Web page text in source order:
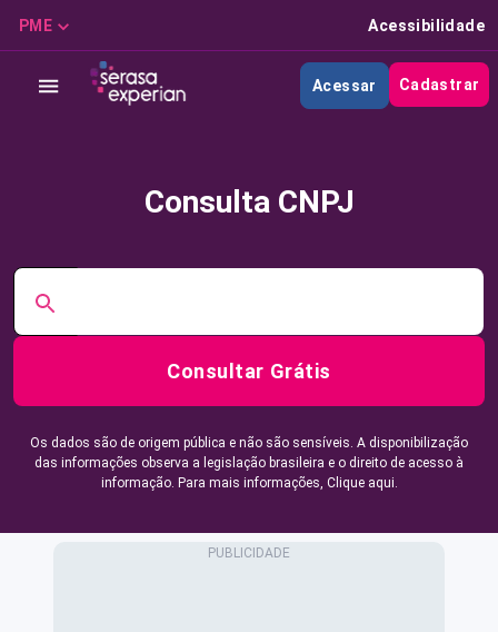
PME Acessibilidade
Acessar Cadastrar
Consulta CNPJ
Consultar Grátis
Os dados são de origem pública e não são sensíveis. A disponibilização
das informações observa a legislação brasileira e o direito de acesso à
informação. Para mais informações, Clique aqui.